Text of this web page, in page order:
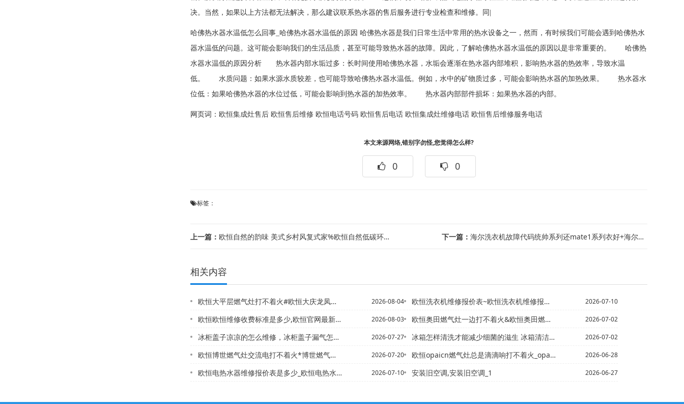
决。当然，如果以上方法都无法解决，那么建议联系热水器的售后服务进行专业检查和维修。同|
哈佛热水器水温低怎么回事_哈佛热水器水温低的原因 哈佛热水器是我们日常生活中常用的热水设备之一，然而，有时候我们可能会遇到哈佛热水
器水温低的问题。这可能会影响我们的生活品质，甚至可能导致热水器的故障。因此，了解哈佛热水器水温低的原因以是非常重要的。 哈佛热
水器水温低的原因分析 热水器内部水垢过多：长时间使用哈佛热水器，水垢会逐渐在热水器内部堆积，影响热水器的热效率，导致水温
低。 水质问题：如果水源水质较差，也可能导致哈佛热水器水温低。例如，水中的矿物质过多，可能会影响热水器的加热效果。 热水器水
位低：如果哈佛热水器的水位过低，可能会影响到热水器的加热效率。 热水器内部部件损坏：如果热水器的内部。
网页词： 欧恒集成灶售后 欧恒售后维修 欧恒电话号码 欧恒售后电话 欧恒集成灶维修电话 欧恒售后维修服务电话
本文来源网络,错别字勿怪,您觉得怎么样?
0 0
标签：
上一篇： 欧恒自然的韵味 美式乡村风复式家%欧恒自然低碳环保 打造魅力餐厅点睛蜗居生活 下一篇： 海尔洗衣机故障代码统帅系列还mate1系列衣好+海尔洗衣机故障代码有哪些 海尔洗...
相关内容
欧恒大平层燃气灶打不着火#欧恒大庆龙凤修热水器电话,修热水器电话,可预约,上门维... 2026-08-04
欧恒欧恒维修收费标准是多少,欧恒官网最新发布 2026-08-03
冰柜盖子凉凉的怎么维修，冰柜盖子漏气怎回事 2026-07-27
欧恒博世燃气灶交流电打不着火*博世燃气灶脉冲不通电打不着火 2026-07-20
欧恒电热水器维修报价表是多少_欧恒电热水器维修报价表是多少钱最新标准 2026-07-10
欧恒洗衣机维修报价表~欧恒洗衣机维修报价表图片2027最新标准 2026-07-10
欧恒奥田燃气灶一边打不着火&欧恒奥田燃气灶自己熄火_1 2026-07-02
冰箱怎样清洗才能减少细菌的滋生 冰箱清洁的技巧有哪些_1\冰箱长时间运转怎么办 ... 2026-07-02
欧恒opaicn燃气灶总是滴滴响打不着火_opaiein燃气灶打不着火 2026-06-28
安装旧空调,安装旧空调_1 2026-06-27